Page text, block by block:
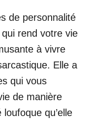
de personnalité
qui rend votre vie
à vivre
Elle a
qui vous
de manière
qu’elle